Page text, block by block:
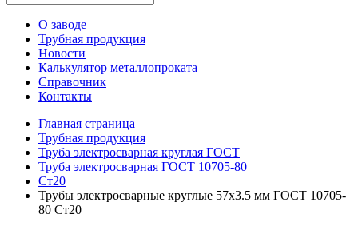
О заводе
Трубная продукция
Новости
Калькулятор металлопроката
Справочник
Контакты
Главная страница
Трубная продукция
Труба электросварная круглая ГОСТ
Труба электросварная ГОСТ 10705-80
Ст20
Трубы электросварные круглые 57x3.5 мм ГОСТ 10705-
80 Ст20